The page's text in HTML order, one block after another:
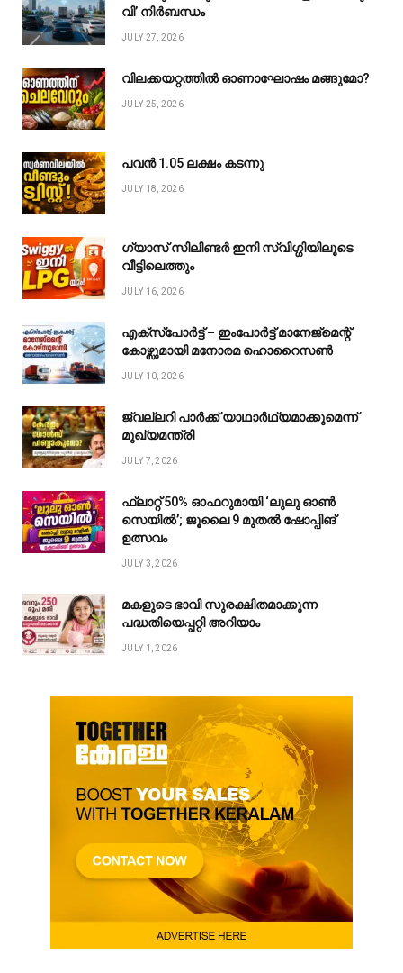
വി’ നിർബന്ധം
JULY 27, 2026
വിലക്കയറ്റത്തിൽ ഓണാഘോഷം മങ്ങുമോ?
JULY 25, 2026
പവൻ ₹1.05 ലക്ഷം കടന്നു
JULY 18, 2026
ഗ്യാസ് സിലിണ്ടർ ഇനി സ്വിഗ്ഗിയിലൂടെ
വീട്ടിലെത്തും
JULY 16, 2026
എക്സ്പോർട്ട് – ഇംപോർട്ട് മാനേജ്മെന്റ്
കോഴ്സുമായി മനോരമ ഹൊറൈസൺ
JULY 10, 2026
ജ്വല്ലറി പാർക്ക് യാഥാർഥ്യമാക്കുമെന്ന്
മുഖ്യമന്ത്രി
JULY 7, 2026
ഫ്ലാറ്റ് 50% ഓഫറുമായി ‘ലുലു ഓൺ
സെയിൽ’; ജൂലൈ 9 മുതൽ ഷോപ്പിങ്
ഉത്സവം
JULY 3, 2026
മകളുടെ ഭാവി സുരക്ഷിതമാക്കുന്ന
പദ്ധതിയെപ്പറ്റി അറിയാം
JULY 1, 2026